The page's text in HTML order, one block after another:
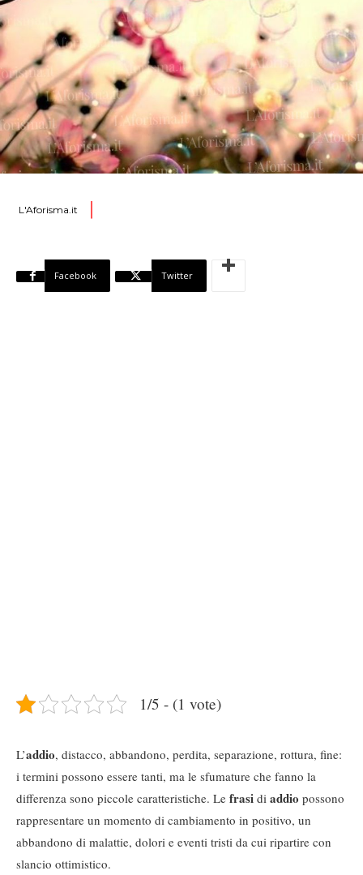
L'Aforisma.it
Facebook Twitter
1/5 - (1 vote)
L’addio, distacco, abbandono, perdita, separazione, rottura, fine:
i termini possono essere tanti, ma le sfumature che fanno la
differenza sono piccole caratteristiche. Le frasi di addio possono
rappresentare un momento di cambiamento in positivo, un
abbandono di malattie, dolori e eventi tristi da cui ripartire con
slancio ottimistico.